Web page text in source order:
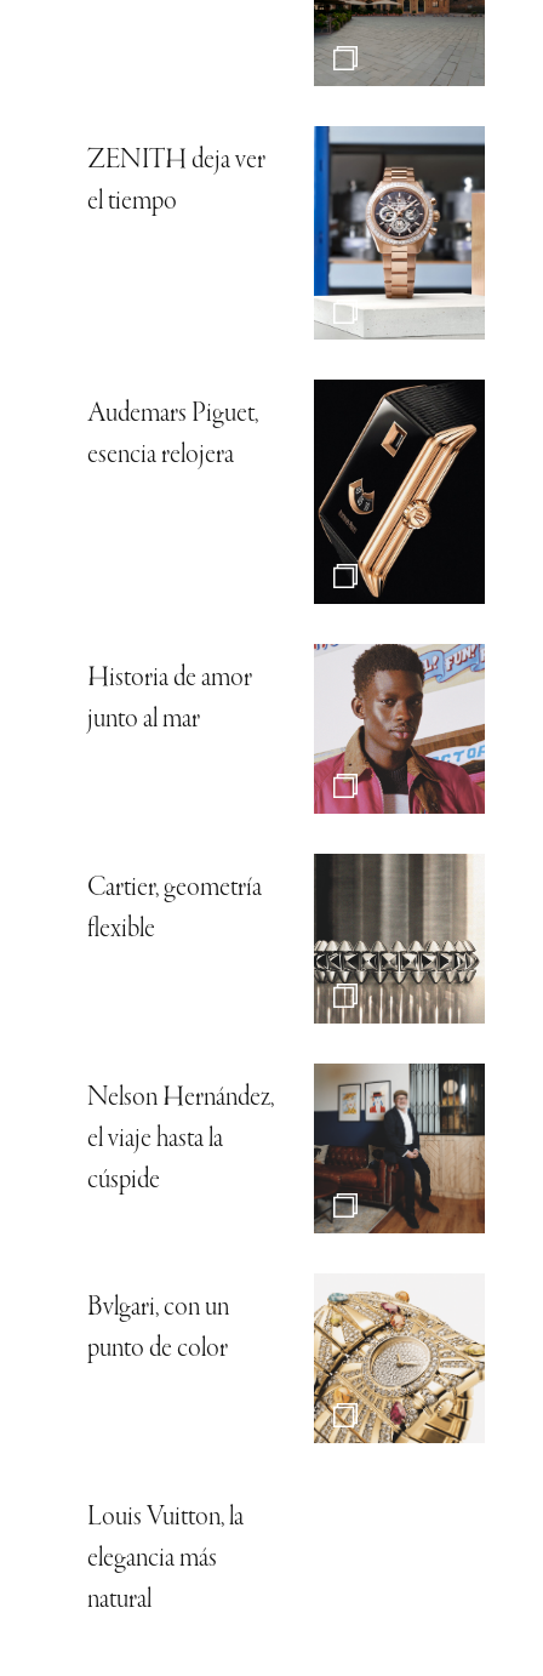
ZENITH deja ver
el tiempo
Audemars Piguet,
esencia relojera
Historia de amor
junto al mar
Cartier, geometría
flexible
Nelson Hernández,
el viaje hasta la
cúspide
Bvlgari, con un
punto de color
Louis Vuitton, la
elegancia más
natural